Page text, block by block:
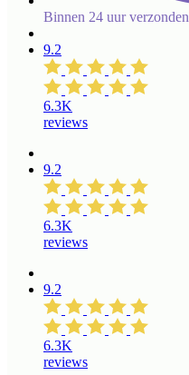
Binnen 24 uur verzonden
9.2
6.3K
reviews
9.2
6.3K
reviews
9.2
6.3K
reviews